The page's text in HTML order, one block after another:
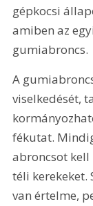
gépkocsi
amiben az
gumiabroncs.
A
viselkedését,
fékutat.
abroncsot kell
téli kerekeket.
van értelme,